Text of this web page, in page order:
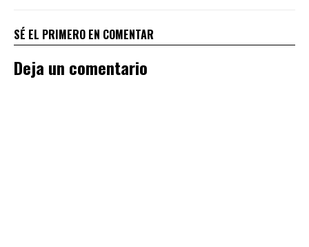
SÉ EL PRIMERO EN COMENTAR
Deja un comentario